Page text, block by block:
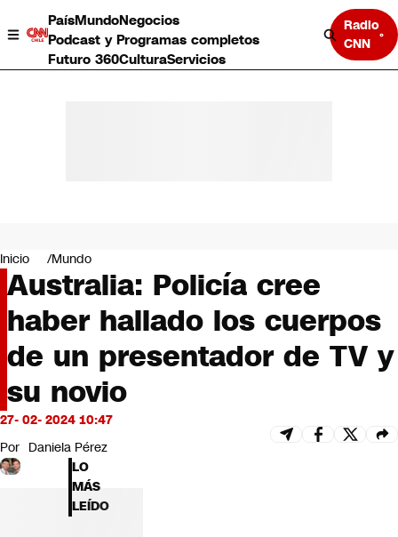
PaísMundoNegocios
Podcast y Programas completos
Futuro 360CulturaServicios
Radio
CNN
Negocios
Deportes
Programas completos
Cultura
Servicios
Bits
CNN tiempo
Futuro 360
Inicio Mundo
Australia: Policía cree
haber hallado los cuerpos
de un presentador de TV y
su novio
27- 02- 2024 10:47
Por Daniela Pérez
LO
MÁS
LEÍDO